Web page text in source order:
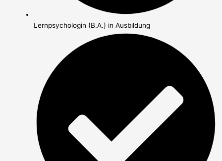
Lernpsychologin (B.A.) in Ausbildung